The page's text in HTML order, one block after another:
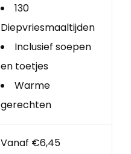
130
Diepvriesmaaltijden
Inclusief soepen
en toetjes
Warme
gerechten
Vanaf €6,45